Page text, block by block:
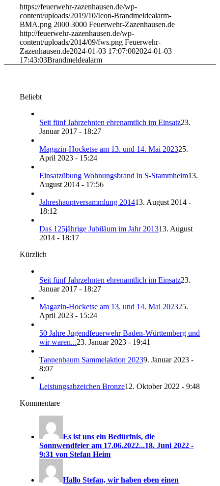
https://feuerwehr-zazenhausen.de/wp-
content/uploads/2019/10/Icon-Brandmeldealarm-
BMA.png 2000 3000 Feuerwehr-Zazenhausen.de
http://feuerwehr-zazenhausen.de/wp-
content/uploads/2014/09/fws.png Feuerwehr-
Zazenhausen.de2024-01-03 17:07:002024-01-03
17:43:03Brandmeldealarm
Beliebt
Seit fünf Jahrzehnten ehrenamtlich im Einsatz23.
Januar 2017 - 18:27
Magazin-Hocketse am 13. und 14. Mai 202325.
April 2023 - 15:24
Einsatzübung Wohnungsbrand in S-Stammheim13.
August 2014 - 17:56
Jahreshauptversammlung 201413. August 2014 -
18:12
Das 125jährige Jubiläum im Jahr 201313. August
2014 - 18:17
Kürzlich
Seit fünf Jahrzehnten ehrenamtlich im Einsatz23.
Januar 2017 - 18:27
Magazin-Hocketse am 13. und 14. Mai 202325.
April 2023 - 15:24
50 Jahre Jugendfeuerwehr Baden-Württemberg und
wir waren...23. Januar 2023 - 19:41
Tannenbaum Sammelaktion 20239. Januar 2023 -
8:07
Leistungsabzeichen Bronze12. Oktober 2022 - 9:48
Kommentare
Es ist uns ein Bedürfnis, die
Sonnwendfeier am 17.06.2022...18. Juni 2022 -
9:31 von Stefan Heim
Hallo Stefan, wir haben eben einen